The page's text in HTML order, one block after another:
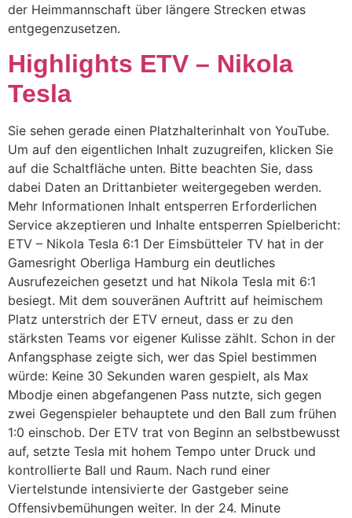
der Heimmannschaft über längere Strecken etwas
entgegenzusetzen.
Highlights ETV – Nikola
Tesla
Sie sehen gerade einen Platzhalterinhalt von YouTube.
Um auf den eigentlichen Inhalt zuzugreifen, klicken Sie
auf die Schaltfläche unten. Bitte beachten Sie, dass
dabei Daten an Drittanbieter weitergegeben werden.
Mehr Informationen Inhalt entsperren Erforderlichen
Service akzeptieren und Inhalte entsperren Spielbericht:
ETV – Nikola Tesla 6:1 Der Eimsbütteler TV hat in der
Gamesright Oberliga Hamburg ein deutliches
Ausrufezeichen gesetzt und hat Nikola Tesla mit 6:1
besiegt. Mit dem souveränen Auftritt auf heimischem
Platz unterstrich der ETV erneut, dass er zu den
stärksten Teams vor eigener Kulisse zählt. Schon in der
Anfangsphase zeigte sich, wer das Spiel bestimmen
würde: Keine 30 Sekunden waren gespielt, als Max
Mbodje einen abgefangenen Pass nutzte, sich gegen
zwei Gegenspieler behauptete und den Ball zum frühen
1:0 einschob. Der ETV trat von Beginn an selbstbewusst
auf, setzte Tesla mit hohem Tempo unter Druck und
kontrollierte Ball und Raum. Nach rund einer
Viertelstunde intensivierte der Gastgeber seine
Offensivbemühungen weiter. In der 24. Minute